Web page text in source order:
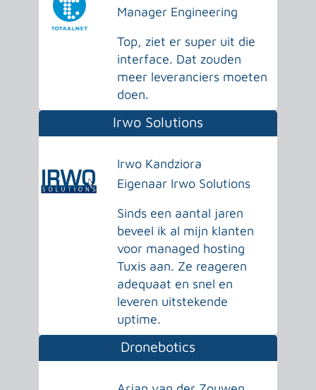
Manager Engineering
Top, ziet er super uit die
interface. Dat zouden
meer leveranciers moeten
doen.
Irwo Solutions
Irwo Kandziora
Eigenaar Irwo Solutions
Sinds een aantal jaren
beveel ik al mijn klanten
voor managed hosting
Tuxis aan. Ze reageren
adequaat en snel en
leveren uitstekende
uptime.
Dronebotics